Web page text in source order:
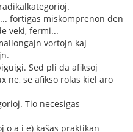
fortigas miskomprenon den
veki, fermi...
vortojn kaj
Sed pli da afiksoj
ne, se afikso rolas kiel aro
Tio necesigas
o a i e) kaŝas praktikan